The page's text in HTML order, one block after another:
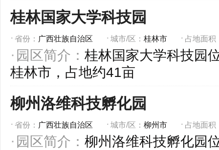
桂林国家大学科技园
省份： 广西壮族自治区 城市/区： 桂林市 占地面积
园区简介： 桂林国家大学科技园
桂林市，占地约41亩
柳州洛维科技孵化园
省份： 广西壮族自治区 城市/区： 柳州市 占地面积
园区简介： 柳州洛维科技孵化园